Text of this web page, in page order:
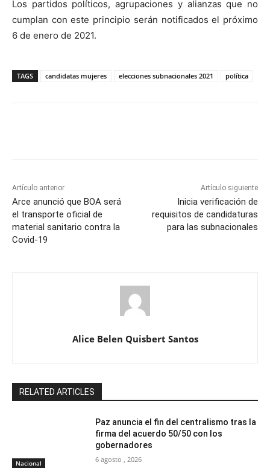
Los partidos políticos, agrupaciones y alianzas que no
cumplan con este principio serán notificados el próximo
6 de enero de 2021.
TAGS candidatas mujeres elecciones subnacionales 2021 política
Artículo anterior
Arce anunció que BOA será
el transporte oficial de
material sanitario contra la
Covid-19
Artículo siguiente
Inicia verificación de
requisitos de candidaturas
para las subnacionales
Alice Belen Quisbert Santos
RELATED ARTICLES
Nacional
Paz anuncia el fin del centralismo tras la
firma del acuerdo 50/50 con los
gobernadores
6 agosto , 2026